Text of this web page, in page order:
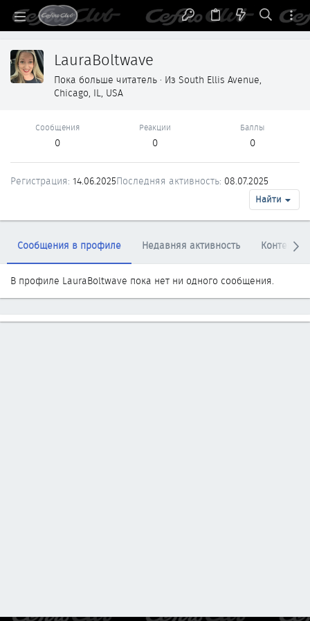
LauraBoltwave
Пока больше читатель · Из South Ellis Avenue,
Chicago, IL, USA
Сообщения
0
Реакции
0
Баллы
0
Регистрация 14.06.2025Последняя активность 08.07.2025
Найти
Сообщения в профиле Недавняя активность Контент
В профиле LauraBoltwave пока нет ни одного сообщения.